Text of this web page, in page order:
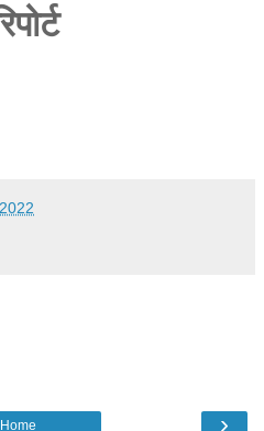
›
Home